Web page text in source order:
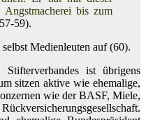
Angstmacherei bis zum
59).
Medienleuten auf (60).
ist übrigens
sitzen aktive wie ehemalige,
wie der BASF, Miele,